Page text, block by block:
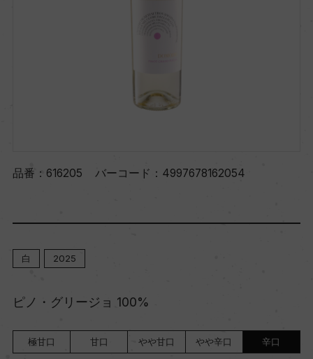
品番： 616205 バーコード： 4997678162054
白 2025
ピノ・グリージョ 100%
極甘口 甘口 やや甘口 やや辛口 辛口